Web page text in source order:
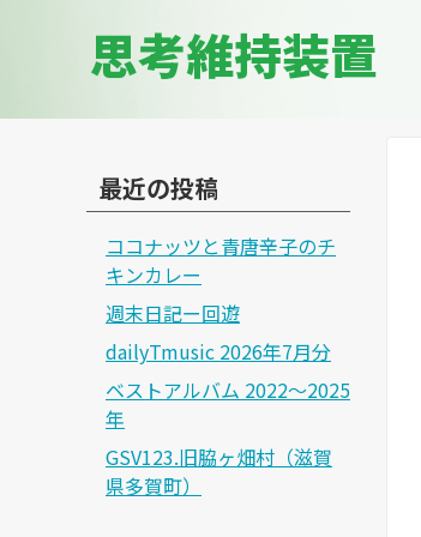
思考維持装置
最近の投稿
ココナッツと青唐辛子のチ
キンカレー
週末日記ー回遊
dailyTmusic 2026年7月分
ベストアルバム 2022～2025
年
GSV123.旧脇ヶ畑村（滋賀
県多賀町）